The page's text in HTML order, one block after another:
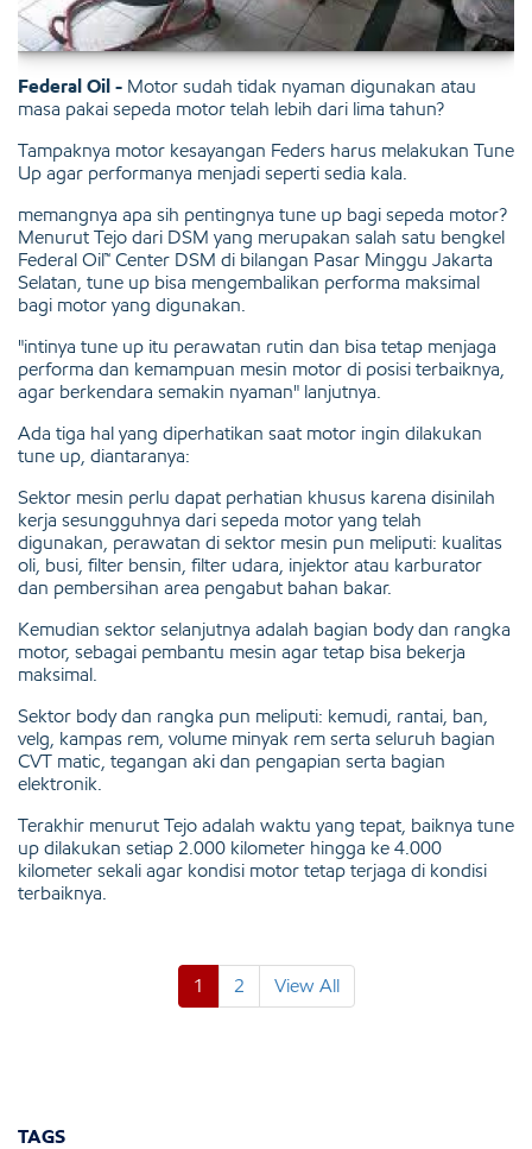
Federal Oil - Motor sudah tidak nyaman digunakan atau
masa pakai sepeda motor telah lebih dari lima tahun?
Tampaknya motor kesayangan Feders harus melakukan Tune
Up agar performanya menjadi seperti sedia kala.
memangnya apa sih pentingnya tune up bagi sepeda motor?
Menurut Tejo dari DSM yang merupakan salah satu bengkel
Federal Oil™ Center DSM di bilangan Pasar Minggu Jakarta
Selatan, tune up bisa mengembalikan performa maksimal
bagi motor yang digunakan.
"intinya tune up itu perawatan rutin dan bisa tetap menjaga
performa dan kemampuan mesin motor di posisi terbaiknya,
agar berkendara semakin nyaman" lanjutnya.
Ada tiga hal yang diperhatikan saat motor ingin dilakukan
tune up, diantaranya:
Sektor mesin perlu dapat perhatian khusus karena disinilah
kerja sesungguhnya dari sepeda motor yang telah
digunakan, perawatan di sektor mesin pun meliputi: kualitas
oli, busi, filter bensin, filter udara, injektor atau karburator
dan pembersihan area pengabut bahan bakar.
Kemudian sektor selanjutnya adalah bagian body dan rangka
motor, sebagai pembantu mesin agar tetap bisa bekerja
maksimal.
Sektor body dan rangka pun meliputi: kemudi, rantai, ban,
velg, kampas rem, volume minyak rem serta seluruh bagian
CVT matic, tegangan aki dan pengapian serta bagian
elektronik.
Terakhir menurut Tejo adalah waktu yang tepat, baiknya tune
up dilakukan setiap 2.000 kilometer hingga ke 4.000
kilometer sekali agar kondisi motor tetap terjaga di kondisi
terbaiknya.
1 2 View All
TAGS